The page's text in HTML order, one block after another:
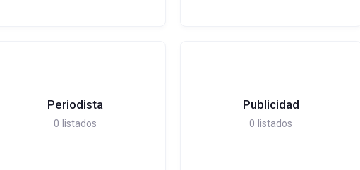
Periodista
0 listados
Publicidad
0 listados